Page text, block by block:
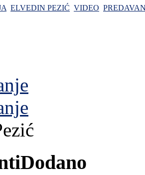
ELVEDIN PEZIĆ VIDEO
Dodano